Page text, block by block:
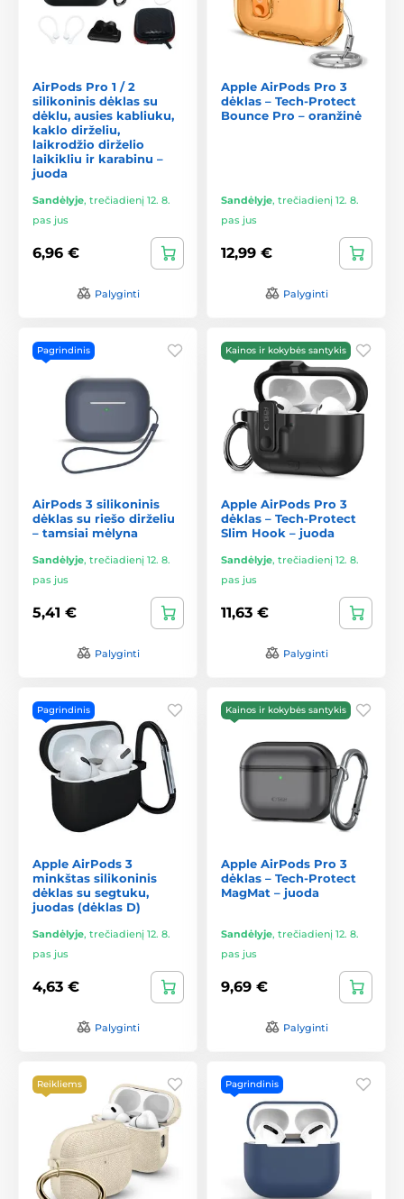
AirPods Pro 1 / 2
silikoninis dėklas su
dėklu, ausies kabliuku,
kaklo dirželiu,
laikrodžio dirželio
laikikliu ir karabinu –
juoda
Sandėlyje, trečiadienį 12. 8.
pas jus
6,96 €
Palyginti
Apple AirPods Pro 3
dėklas – Tech-Protect
Bounce Pro – oranžinė
Sandėlyje, trečiadienį 12. 8.
pas jus
12,99 €
Palyginti
Pagrindinis
AirPods 3 silikoninis
dėklas su riešo dirželiu
– tamsiai mėlyna
Sandėlyje, trečiadienį 12. 8.
pas jus
5,41 €
Palyginti
Kainos ir kokybės santykis
Apple AirPods Pro 3
dėklas – Tech-Protect
Slim Hook – juoda
Sandėlyje, trečiadienį 12. 8.
pas jus
11,63 €
Palyginti
Pagrindinis
Apple AirPods 3
minkštas silikoninis
dėklas su segtuku,
juodas (dėklas D)
Sandėlyje, trečiadienį 12. 8.
pas jus
4,63 €
Palyginti
Kainos ir kokybės santykis
Apple AirPods Pro 3
dėklas – Tech-Protect
MagMat – juoda
Sandėlyje, trečiadienį 12. 8.
pas jus
9,69 €
Palyginti
Reikliems Pagrindinis